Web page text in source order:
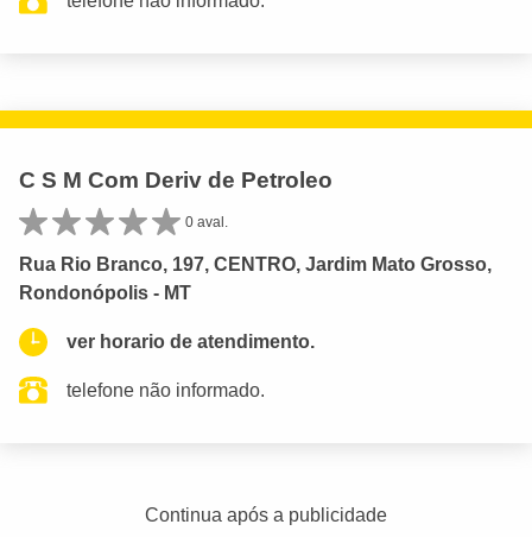
C S M Com Deriv de Petroleo
0 aval.
Rua Rio Branco, 197, CENTRO, Jardim Mato Grosso,
Rondonópolis - MT
ver horario de atendimento.
telefone não informado.
Continua após a publicidade